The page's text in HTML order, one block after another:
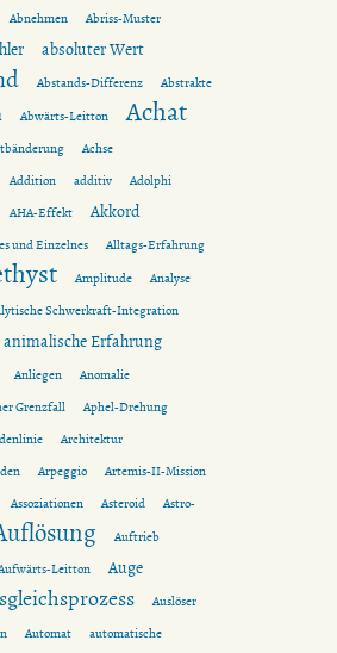
Abnehmen
Abriss-Muster
absoluter Wert
Abstands-Differenz
Abstrakte
Abwärts-Leitton Achat
Achse
Addition additiv
Adolphi
AHA-Effekt Akkord
und Einzelnes
Alltags-Erfahrung
Amplitude
Analyse
Schwerkraft-Integration
animalische Erfahrung
Anliegen
Anomalie
Grenzfall
Aphel-Drehung
Architektur
Arpeggio
Artemis-II-Mission
Assoziationen Asteroid
Astro-
Auftrieb
Leitton Auge
Auslöser
Automat
automatische